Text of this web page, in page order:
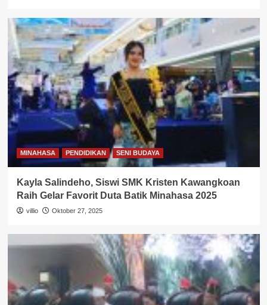
MINAHASA PENDIDIKAN SENI BUDAYA
Kayla Salindeho, Siswi SMK Kristen Kawangkoan
Raih Gelar Favorit Duta Batik Minahasa 2025
villio Oktober 27, 2025